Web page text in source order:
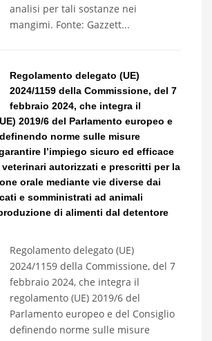
analisi per tali sostanze nei
mangimi. Fonte: Gazzett...
Regolamento delegato (UE)
2024/1159 della Commissione, del 7
febbraio 2024, che integra il
2019/6 del Parlamento europeo e
norme sulle misure
l’impiego sicuro ed efficace
autorizzati e prescritti per la
orale mediante vie diverse dai
e somministrati ad animali
di alimenti dal detentore
Regolamento delegato (UE)
2024/1159 della Commissione, del 7
febbraio 2024, che integra il
regolamento (UE) 2019/6 del
Parlamento europeo e del Consiglio
definendo norme sulle misure